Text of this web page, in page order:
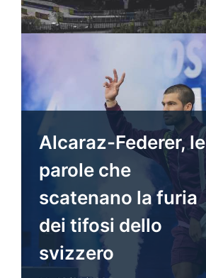
Alcaraz-Federer, le
parole che
scatenano la furia
dei tifosi dello
svizzero